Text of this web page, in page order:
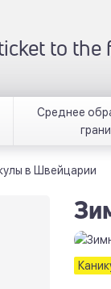
to the
Среднее
в Швейцарии